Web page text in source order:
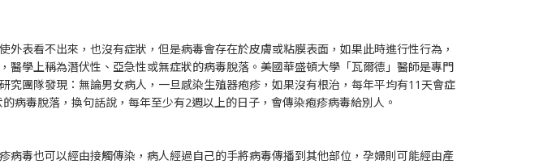
外表看不出來，也沒有症狀，但是病毒會存在於皮膚或粘膜表面，如果此時進行性行為，
醫學上稱為潛伏性、亞急性或無症狀的病毒脫落。美國華盛頓大學「瓦爾德」醫師是專門
究團隊發現：無論男女病人，一旦感染生殖器疱疹，如果沒有根治，每年平均有11天會症
病毒脫落，換句話說，每年至少有2週以上的日子，會傳染疱疹病毒給別人。
病毒也可以經由接觸傳染，病人經過自己的手將病毒傳播到其他部位，孕婦則可能經由產